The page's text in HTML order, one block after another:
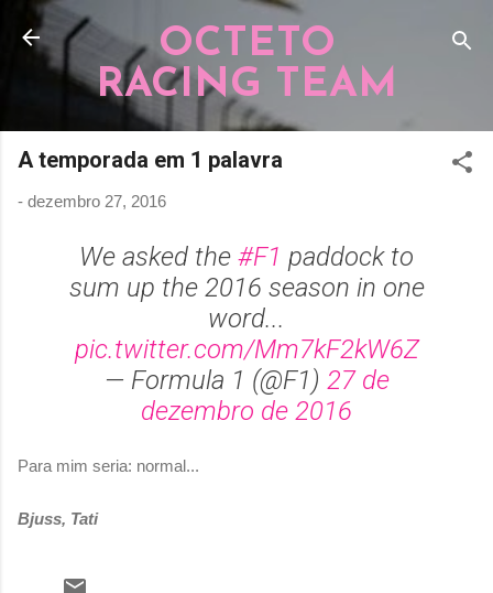
Pular para o conteúdo principal
OCTETO
RACING TEAM
A temporada em 1 palavra
- dezembro 27, 2016
We asked the #F1 paddock to
sum up the 2016 season in one
word...
pic.twitter.com/Mm7kF2kW6Z
— Formula 1 (@F1) 27 de
dezembro de 2016
Para mim seria: normal...
Bjuss, Tati